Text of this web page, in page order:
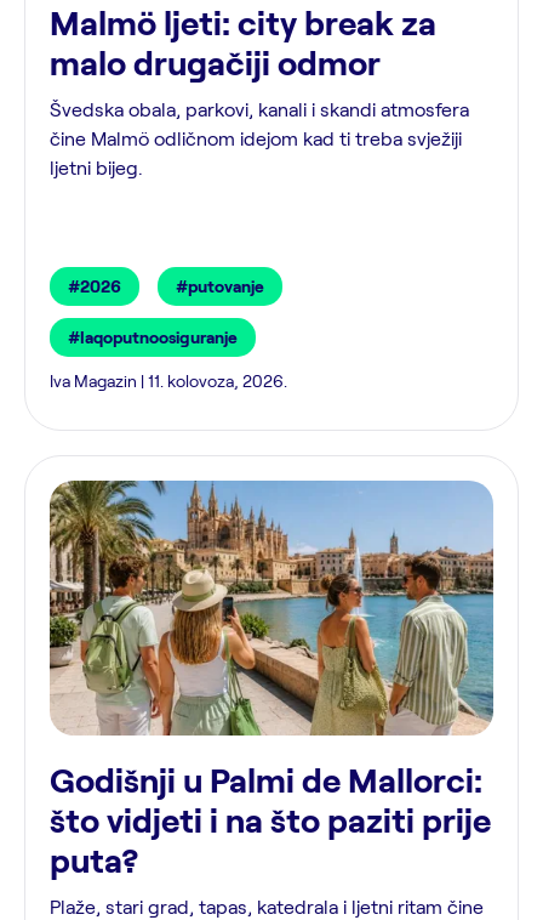
Malmö ljeti: city break za
malo drugačiji odmor
Švedska obala, parkovi, kanali i skandi atmosfera
čine Malmö odličnom idejom kad ti treba svježiji
ljetni bijeg.
#2026 #putovanje
#laqoputnoosiguranje
Iva Magazin | 11. kolovoza, 2026.
Godišnji u Palmi de Mallorci:
što vidjeti i na što paziti prije
puta?
Plaže, stari grad, tapas, katedrala i ljetni ritam čine